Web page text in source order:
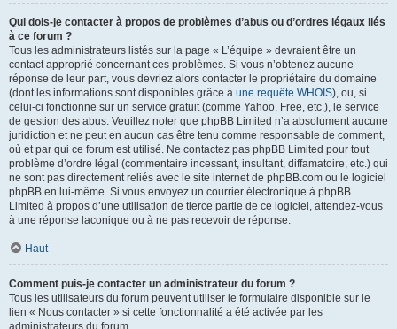
Qui dois-je contacter à propos de problèmes d’abus ou d’ordres légaux liés
à ce forum ?
Tous les administrateurs listés sur la page « L’équipe » devraient être un
contact approprié concernant ces problèmes. Si vous n’obtenez aucune
réponse de leur part, vous devriez alors contacter le propriétaire du domaine
(dont les informations sont disponibles grâce à une requête WHOIS), ou, si
celui-ci fonctionne sur un service gratuit (comme Yahoo, Free, etc.), le service
de gestion des abus. Veuillez noter que phpBB Limited n’a absolument aucune
juridiction et ne peut en aucun cas être tenu comme responsable de comment,
où et par qui ce forum est utilisé. Ne contactez pas phpBB Limited pour tout
problème d’ordre légal (commentaire incessant, insultant, diffamatoire, etc.) qui
ne sont pas directement reliés avec le site internet de phpBB.com ou le logiciel
phpBB en lui-même. Si vous envoyez un courrier électronique à phpBB
Limited à propos d’une utilisation de tierce partie de ce logiciel, attendez-vous
à une réponse laconique ou à ne pas recevoir de réponse.
Haut
Comment puis-je contacter un administrateur du forum ?
Tous les utilisateurs du forum peuvent utiliser le formulaire disponible sur le
lien « Nous contacter » si cette fonctionnalité a été activée par les